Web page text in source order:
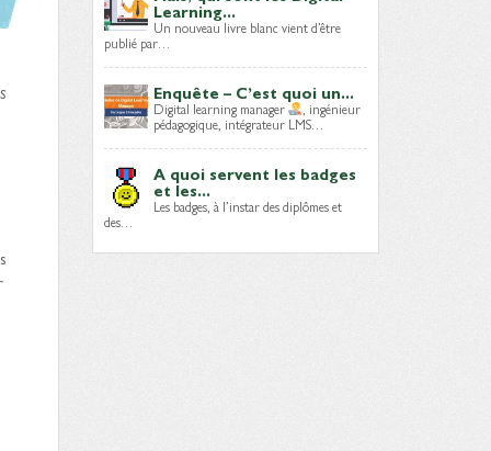
Learning...
Un nouveau livre blanc vient d’être
publié par…
Enquête – C’est quoi un...
Digital learning manager , ingénieur
pédagogique, intégrateur LMS…
A quoi servent les badges
et les...
Les badges, à l’instar des diplômes et
des…